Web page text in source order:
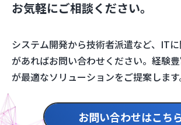
お気軽にご相談ください。
システム開発から技術者派遣など、IT
があればお問い合わせください。経験
が最適なソリューションをご提案します
お問い合わせはこち